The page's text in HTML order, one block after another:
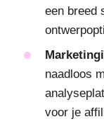
een breed
naadloos
voor je